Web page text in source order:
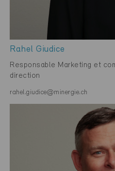
Rahel Giudice
Responsable Marketing et
direction
rahel.giudice@minergie.ch